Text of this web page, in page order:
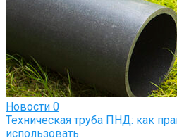
Новости 0
Техническая труба ПНД: как
использовать